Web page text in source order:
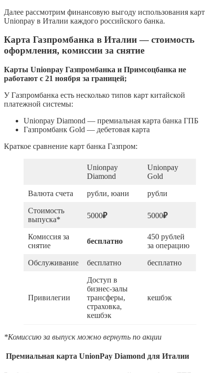
Далее рассмотрим финансовую выгоду использования карт
Unionpay в Италии каждого российского банка.
Карта Газпромбанка в Италии — стоимость
оформления, комиссии за снятие
Карты Unionpay Газпромбанка и Примсоцбанка не
работают с 21 ноября за границей;
У Газпромбанка есть несколько типов карт китайской
платежной системы:
Unionpay Diamond — премиальная карта банка ГПБ
Газпромбанк Gold — дебетовая карта
Краткое сравнение карт банка Газпром:
Unionpay
Diamond
Unionpay
Gold
Валюта счета рубли, юани рубли
Стоимость
выпуска*
5000₽ 5000₽
Комиссия за
снятие
бесплатно
450 рублей
за операцию
Обслуживание бесплатно бесплатно
Привилегии
Доступ в
бизнес-залы
трансферы,
страховка,
кешбэк
кешбэк
*Комиссию за выпуск можно вернуть по акции
Премиальная карта UnionPay Diamond для Италии